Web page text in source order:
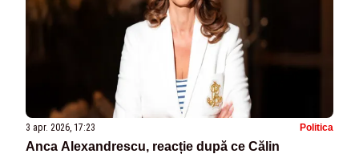
3 apr. 2026, 17:23 Politica
Anca Alexandrescu, reacție după ce Călin